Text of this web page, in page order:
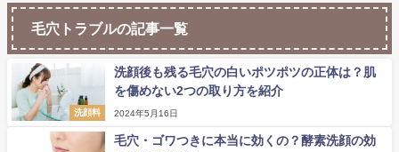
毛穴トラブルの記事一覧
洗顔料
洗顔後も残る毛穴の白いポツポツの正体は？肌
を傷めない2つの取り方を紹介
2024年5月16日
毛穴・ゴワつきに本当に効くの？酵素洗顔の効